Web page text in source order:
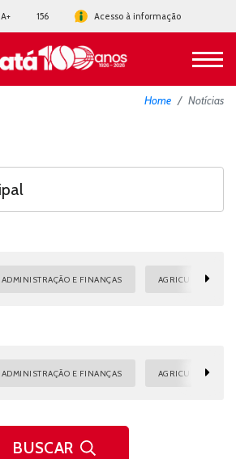
A+ 156 Acesso à informação
Home Notícias
ADMINISTRAÇÃO E FINANÇAS AGRICULTURA E
ADMINISTRAÇÃO E FINANÇAS AGRICULTURA E
BUSCAR